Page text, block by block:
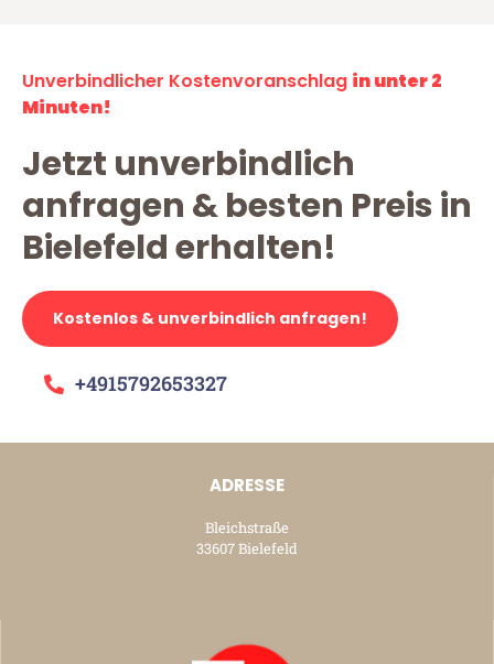
Unverbindlicher Kostenvoranschlag in unter 2
Minuten!
Jetzt unverbindlich
anfragen & besten Preis in
Bielefeld erhalten!
Kostenlos & unverbindlich anfragen!
+4915792653327
ADRESSE
Bleichstraße
33607 Bielefeld